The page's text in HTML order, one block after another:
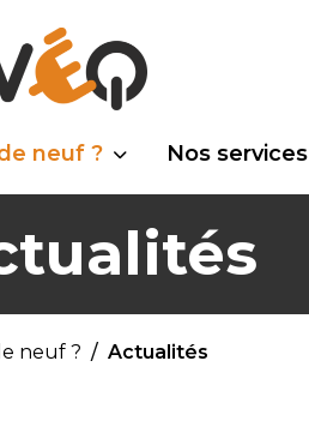
neuf ? Nos services
neuf ? Actualités